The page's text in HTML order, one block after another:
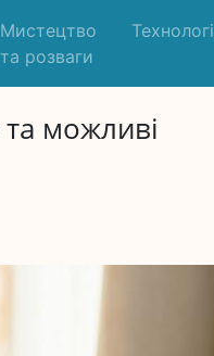
Мистецтво
та розваги
можливі